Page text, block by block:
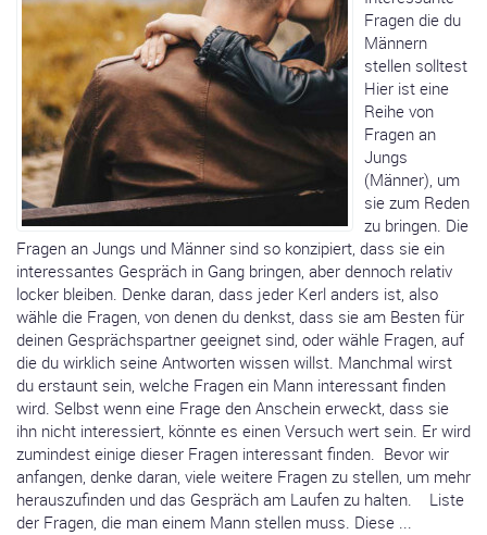
Fragen die du
Männern
stellen solltest
Hier ist eine
Reihe von
Fragen an
Jungs
(Männer), um
sie zum Reden
zu bringen. Die
Fragen an Jungs und Männer sind so konzipiert, dass sie ein
interessantes Gespräch in Gang bringen, aber dennoch relativ
locker bleiben. Denke daran, dass jeder Kerl anders ist, also
wähle die Fragen, von denen du denkst, dass sie am Besten für
deinen Gesprächspartner geeignet sind, oder wähle Fragen, auf
die du wirklich seine Antworten wissen willst. Manchmal wirst
du erstaunt sein, welche Fragen ein Mann interessant finden
wird. Selbst wenn eine Frage den Anschein erweckt, dass sie
ihn nicht interessiert, könnte es einen Versuch wert sein. Er wird
zumindest einige dieser Fragen interessant finden. Bevor wir
anfangen, denke daran, viele weitere Fragen zu stellen, um mehr
herauszufinden und das Gespräch am Laufen zu halten. Liste
der Fragen, die man einem Mann stellen muss. Diese ...